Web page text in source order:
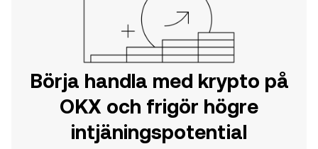
Börja handla med krypto på
OKX och frigör högre
intjäningspotential